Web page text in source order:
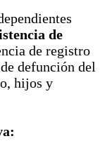
de
de registro
defunción del
hijos y